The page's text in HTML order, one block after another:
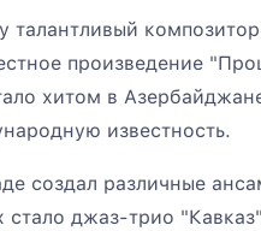
талантливый
произведение
хитом в
известность.
создал различные
стало джаз-трио